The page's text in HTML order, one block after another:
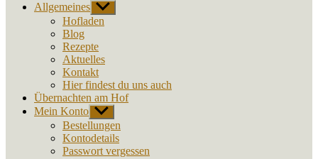
Allgemeines Untermenü
anzeigen
Hofladen
Blog
Rezepte
Aktuelles
Kontakt
Hier findest du uns auch
Übernachten am Hof
Mein Konto Untermenü
anzeigen
Bestellungen
Kontodetails
Passwort vergessen